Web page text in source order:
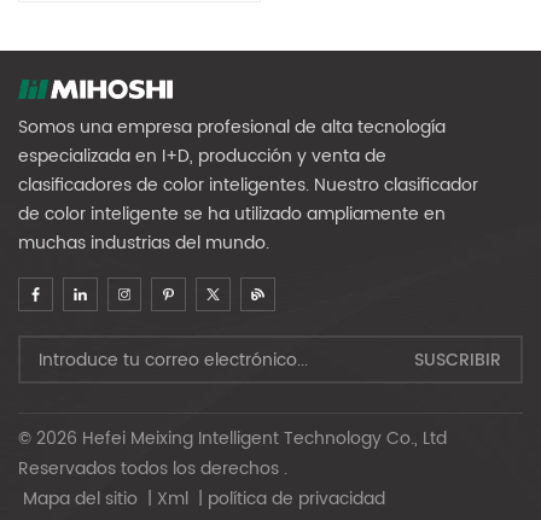
Somos una empresa profesional de alta tecnología
especializada en I+D, producción y venta de
clasificadores de color inteligentes. Nuestro clasificador
de color inteligente se ha utilizado ampliamente en
muchas industrias del mundo.
© 2026 Hefei Meixing Intelligent Technology Co., Ltd
Reservados todos los derechos .
Mapa del sitio | Xml | política de privacidad